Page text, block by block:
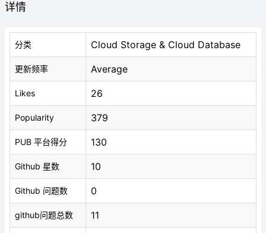
详情
分类 Cloud Storage & Cloud Database
更新频率 Average
Likes 26
Popularity 379
PUB 平台得分 130
Github 星数 10
Github 问题数 0
github问题总数 11